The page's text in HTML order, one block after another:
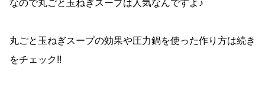
なので丸ごと玉ねぎスープは人気なんですよ♪
丸ごと玉ねぎスープの効果や圧力鍋を使った作り方は続き
をチェック!!